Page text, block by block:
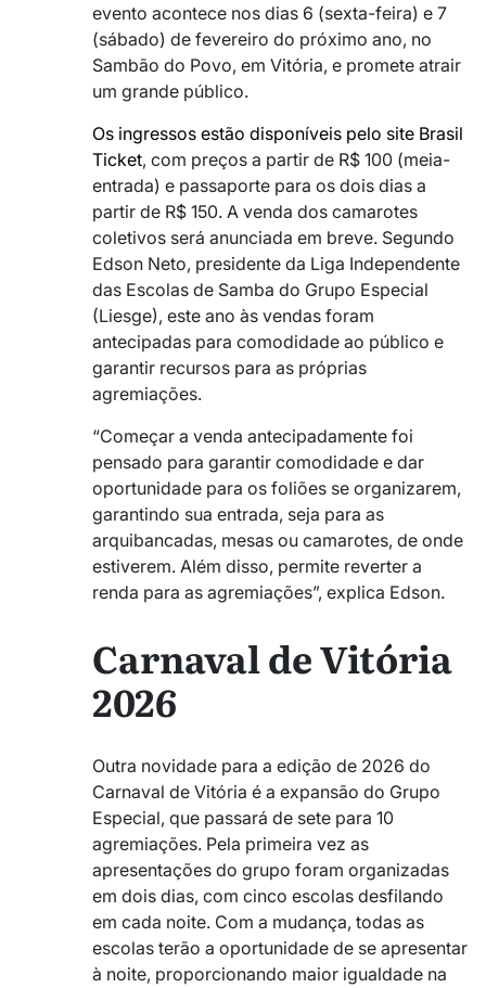
evento acontece nos dias 6 (sexta-feira) e 7
(sábado) de fevereiro do próximo ano, no
Sambão do Povo, em Vitória, e promete atrair
um grande público.
Os ingressos estão disponíveis pelo site Brasil
Ticket, com preços a partir de R$ 100 (meia-
entrada) e passaporte para os dois dias a
partir de R$ 150. A venda dos camarotes
coletivos será anunciada em breve. Segundo
Edson Neto, presidente da Liga Independente
das Escolas de Samba do Grupo Especial
(Liesge), este ano às vendas foram
antecipadas para comodidade ao público e
garantir recursos para as próprias
agremiações.
“Começar a venda antecipadamente foi
pensado para garantir comodidade e dar
oportunidade para os foliões se organizarem,
garantindo sua entrada, seja para as
arquibancadas, mesas ou camarotes, de onde
estiverem. Além disso, permite reverter a
renda para as agremiações”, explica Edson.
Carnaval de Vitória
2026
Outra novidade para a edição de 2026 do
Carnaval de Vitória é a expansão do Grupo
Especial, que passará de sete para 10
agremiações. Pela primeira vez as
apresentações do grupo foram organizadas
em dois dias, com cinco escolas desfilando
em cada noite. Com a mudança, todas as
escolas terão a oportunidade de se apresentar
à noite, proporcionando maior igualdade na